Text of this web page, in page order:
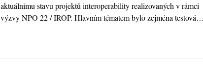
aktuálnímu stavu projektů interoperability realizovaných v rámci
výzvy NPO 22 / IROP. Hlavním tématem bylo zejména testování